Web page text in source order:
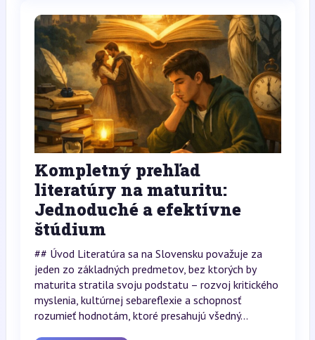
Kompletný prehľad
literatúry na maturitu:
Jednoduché a efektívne
štúdium
## Úvod Literatúra sa na Slovensku považuje za
jeden zo základných predmetov, bez ktorých by
maturita stratila svoju podstatu – rozvoj kritického
myslenia, kultúrnej sebareflexie a schopnosť
rozumieť hodnotám, ktoré presahujú všedný...